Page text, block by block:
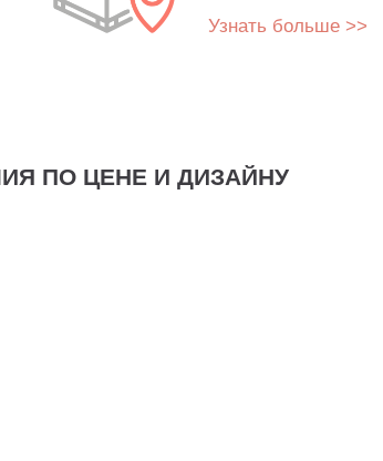
Узнать больше >>
ПО ЦЕНЕ И ДИЗАЙНУ